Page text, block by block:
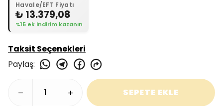
Havale/EFT Fiyatı
₺ 13.379,08
%15 ek indirim kazanın
Taksit Seçenekleri
Paylaş:
SEPETE EKLE